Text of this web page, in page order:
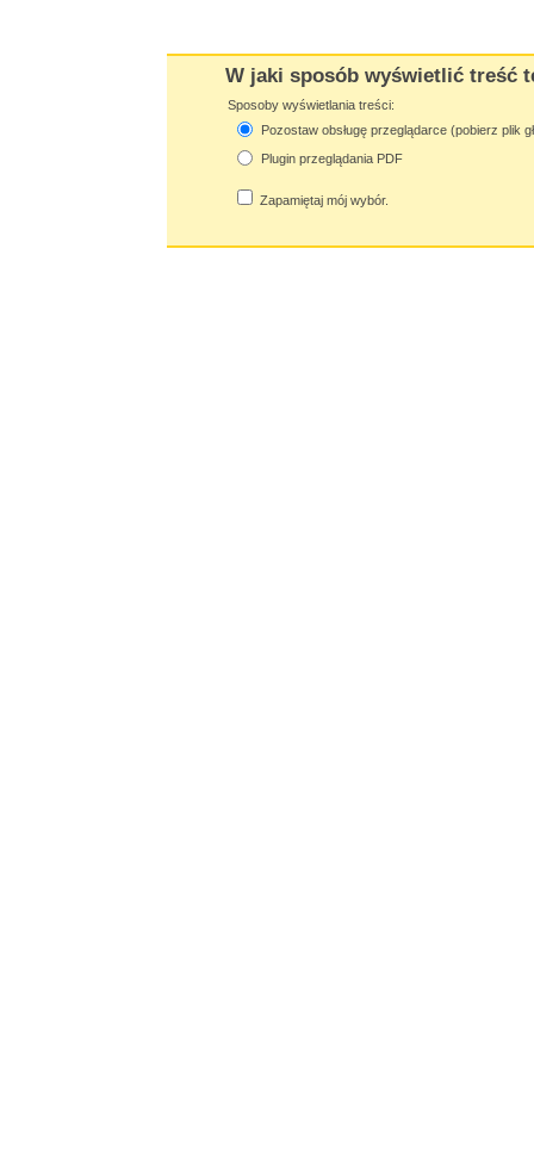
W jaki sposób wyświetlić treść
Sposoby wyświetlania treści:
Pozostaw obsługę przeglądarce (pobierz plik
Plugin przeglądania PDF
Zapamiętaj mój wybór.